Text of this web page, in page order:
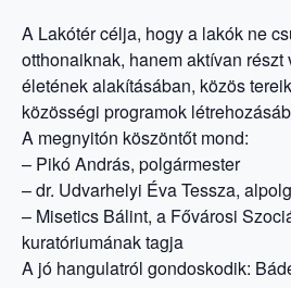
A Lakótér célja, hogy a lakók ne
otthonaiknak, hanem aktívan
életének alakításában, közös
közösségi programok
A megnyitón köszöntőt mond:
– Pikó András, polgármester
– dr. Udvarhelyi Éva Tessza,
– Misetics Bálint, a Fővárosi
kuratóriumának tagja
A jó hangulatról gondoskodik: